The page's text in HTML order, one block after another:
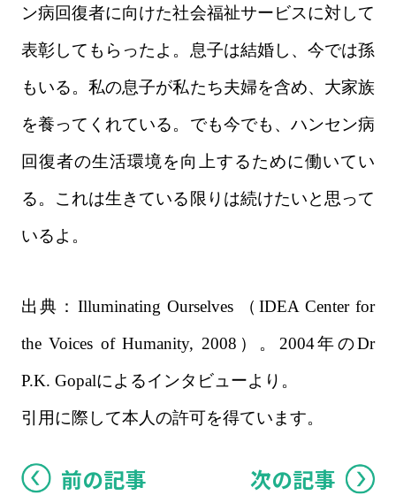
ン病回復者に向けた社会福祉サービスに対して
表彰してもらったよ。息子は結婚し、今では孫
もいる。私の息子が私たち夫婦を含め、大家族
を養ってくれている。でも今でも、ハンセン病
回復者の生活環境を向上するために働いてい
る。これは生きている限りは続けたいと思って
いるよ。
出典： Illuminating Ourselves
（IDEA Center for
the Voices of Humanity, 2008）。2004年のDr
P.K. Gopalによるインタビューより。
引用に際して本人の許可を得ています。
前の記事 次の記事